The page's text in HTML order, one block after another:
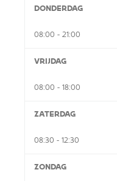
DONDERDAG
08:00 - 21:00
VRIJDAG
08:00 - 18:00
ZATERDAG
08:30 - 12:30
ZONDAG